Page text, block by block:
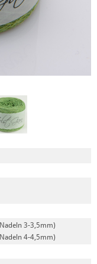
3-3,5mm)
4-4,5mm)